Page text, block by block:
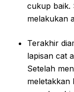
cukup baik.
melakukan
Terakhir
lapisan cat
Setelah
meletakkan